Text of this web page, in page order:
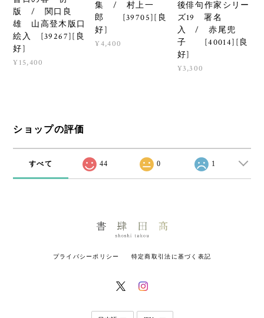
版 / 関口良
雄 山高登木版口
絵入 [39267][良
好]
¥15,400
集 / 村上一
郎 [39705][良
好]
¥4,400
後俳句作家シリー
ズ19 署名
入 / 赤尾兜
子 [40014][良
好]
¥3,300
ショップの評価
すべて 44 0 1
プライバシーポリシー 特定商取引法に基づく表記